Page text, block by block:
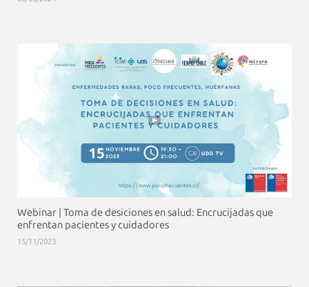
Webinar | Toma de desiciones en salud: Encrucijadas que
enfrentan pacientes y cuidadores
15/11/2023